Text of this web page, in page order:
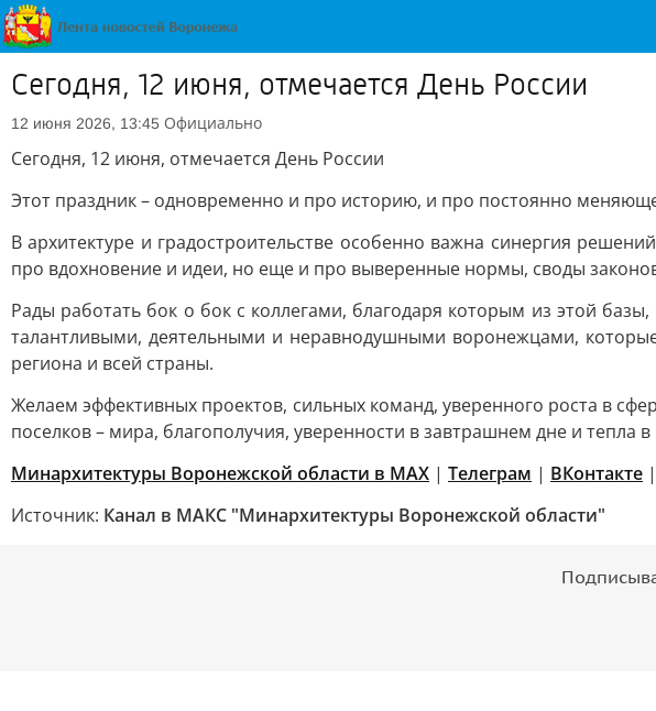
Сегодня, 12 июня, отмечается День России
12 июня 2026, 13:45 Официально
Сегодня, 12 июня, отмечается День России
Этот праздник – одновременно и про историю, и про постоянно
В архитектуре и градостроительстве особенно важна синергия
про вдохновение и идеи, но еще и про выверенные нормы, своды
Рады работать бок о бок с коллегами, благодаря которым из этой
талантливыми, деятельными и неравнодушными воронежцами,
региона и всей страны.
Желаем эффективных проектов, сильных команд, уверенного роста в
поселков – мира, благополучия, уверенности в завтрашнем дне и тепла
Минархитектуры Воронежской области в МАХ | Телеграм | ВКонтакте |
Источник: Канал в МАКС "Минархитектуры Воронежской области"